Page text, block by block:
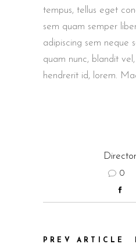
tempus, tellus eget
sem quam semper
adipiscing sem neque
quam nunc, blandit
hendrerit id, lorem.
Director
0
PREV ARTICLE